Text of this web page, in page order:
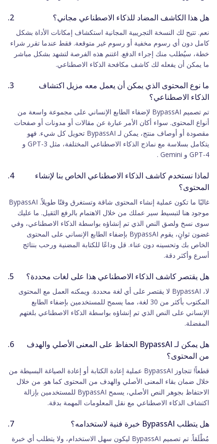
هل هذا الكاشف المضاد للذكاء الاصطناعي مجاني؟
نعم. تتيح لك النسخة التجريبية المجانية استكشاف إمكانات الأداة بشكل
كامل دون أي رسوم مخفية أو رسوم غير متوقعة. فقط عندما تقرر شراء
خطة، سيُطلب منك إجراء الدفع. اغتنم هذه الفرصة لتشهد بشكل مباشر
ما يمكن أن يفعله لك كاشف مكافحة الذكاء الاصطناعي.
ما نوع المحتوى الذي يمكن أن يعمل معه مزيل اكتشاف
الذكاء الاصطناعي؟
تم تصميم BypassAI لإضفاء الطابع الإنساني على مجموعة واسعة من
أنواع المحتوى. سواء أكان الأمر عبارة عن مقالات أو مدونات أو صفحات
مقصودة أو أوصاف منتج، يمكن لـ BypassAI تحويل كل شيء. فهو
يتكامل بسلاسة مع نماذج الذكاء الاصطناعي المختلفة، مثل GPT-3 و
GPT-4 و Gemini .
لماذا نستخدم كاشف الذكاء الاصطناعي الخاص بنا لإنشاء
المحتوى؟
غالبًا ما تكون عملية إنشاء المحتوى شاقة وتستغرق وقتًا طويلاً. BypassAI
موجود هنا لتبسيط سير عملك من خلال الاهتمام بالرفع الثقيل. ما عليك
سوى نسخ ولصق النص الذي تم إنشاؤه بواسطة الذكاء الاصطناعي، وفي
غضون ثوانٍ، يقوم BypassAI بإضفاء الطابع الإنساني على المحتوى
الخاص بك وتحسينه دون عناء. قل وداعًا للكتابة المضنية ورحب بنتائج
أسرع وأكثر دقة.
هل يقتصر كاشف الذكاء الاصطناعي هذا على لغات محددة؟
لا، BypassAI لا يقتصر على أي لغة محددة. ويمكنه العمل مع المحتوى
المكتوب بأكثر من 30 لغة، مما يسمح للمستخدمين بإضفاء الطابع
الإنساني على النص الذي تم إنشاؤه بواسطة الذكاء الاصطناعي بلغتهم
المفضلة.
هل يمكن لـ BypassAI الحفاظ على المعنى الأصلي والهدف
من المحتوى؟
قطعاً! تتجاوز BypassAI عملية إعادة الكتابة أو إعادة الصياغة البسيطة من
خلال ضمان بقاء المعنى الأصلي والهدف من المحتوى كما هو. من خلال
الاحتفاظ بجوهر النص الأصلي، يسمح BypassAI للمستخدمين بإزالة
اكتشاف الذكاء الاصطناعي مع نقل المعلومات المهمة بدقة.
هل يتطلب BypassAI خبرة فنية لاستخدامه؟
مُطْلَقاً. تم تصميم BypassAI ليكون سهل الاستخدام، ولا يتطلب أي خبرة